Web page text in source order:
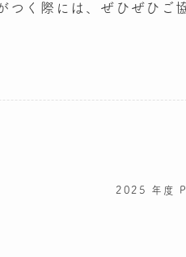
く際には、ぜひぜひご
2025 年度